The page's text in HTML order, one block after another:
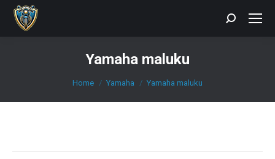
Search:
Yamaha maluku
You are here:
Home Yamaha Yamaha maluku